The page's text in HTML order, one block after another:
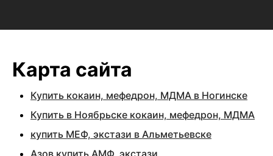
Карта сайта
Купить кокаин, мефедрон, МДМА в Ногинске
Купить в Ноябрьске кокаин, мефедрон, МДМА
купить МЕФ, экстази в Альметьевске